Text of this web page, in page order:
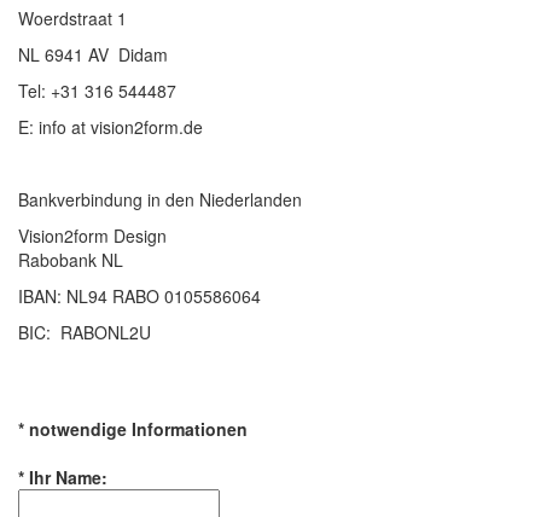
Woerdstraat 1
NL 6941 AV Didam
Tel: +31 316 544487
E: info at vision2form.de
Bankverbindung in den Niederlanden
Vision2form Design
Rabobank NL
IBAN: NL94 RABO 0105586064
BIC: RABONL2U
* notwendige Informationen
* Ihr Name: